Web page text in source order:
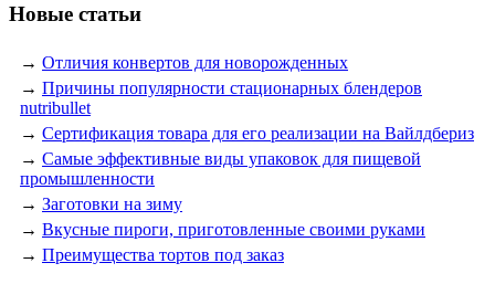
Новые статьи
→ Отличия конвертов для новорожденных
→ Причины популярности стационарных блендеров
nutribullet
→ Сертификация товара для его реализации на Вайлдбериз
→ Самые эффективные виды упаковок для пищевой
промышленности
→ Заготовки на зиму
→ Вкусные пироги, приготовленные своими руками
→ Преимущества тортов под заказ